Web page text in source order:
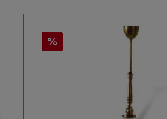
Rabatt
%